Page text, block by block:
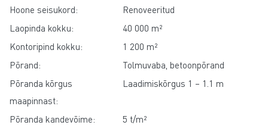
Hoone seisukord:
Renoveeritud
Laopinda kokku:
40 000 m²
Kontoripind kokku:
1 200 m²
Põrand:
Tolmuvaba, betoonpõrand
Põranda kõrgus
maapinnast:
Laadimiskõrgus 1 – 1.1 m
Põranda kandevõime:
5 t/m²